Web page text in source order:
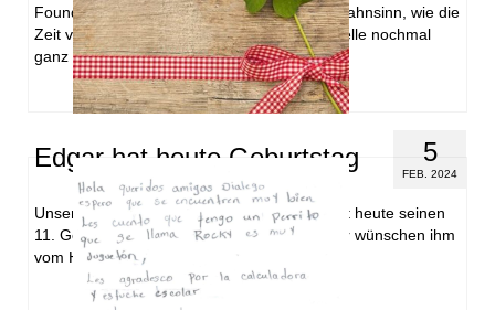
Foundation for Children gegründet haben. Wahnsinn, wie die
Zeit vergeht. Wir bedanken uns an dieser Stelle nochmal
ganz herzlich …Weiterlesen
5
FEB. 2024
Edgar hat heute Geburtstag
Unser Patenkind Edgar aus El Salvador feiert heute seinen
11. Geburtstag. Herzlichen Glückwunsch. Wir wünschen ihm
vom Herzen alles Gute.